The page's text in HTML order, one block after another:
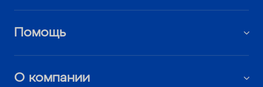
Помощь
О компании